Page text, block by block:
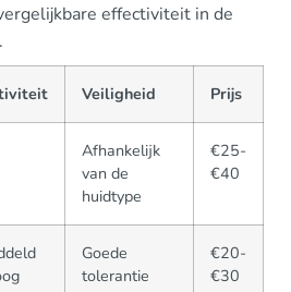
effectiviteit in de
Veiligheid Prijs
Afhankelijk
van de
huidtype
€25-
€40
Goede
tolerantie
€20-
€30